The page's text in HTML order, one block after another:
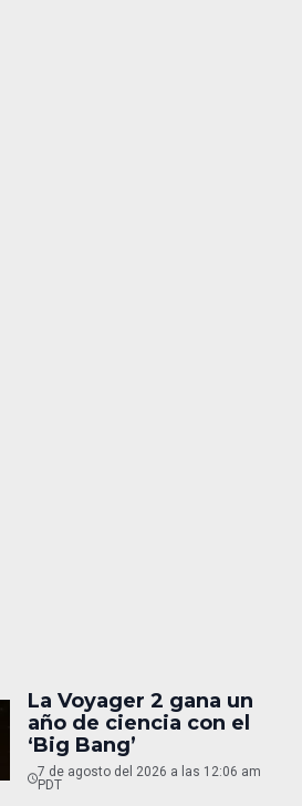
La Voyager 2 gana un
año de ciencia con el
‘Big Bang’
7 de agosto del 2026 a las 12:06 am
PDT